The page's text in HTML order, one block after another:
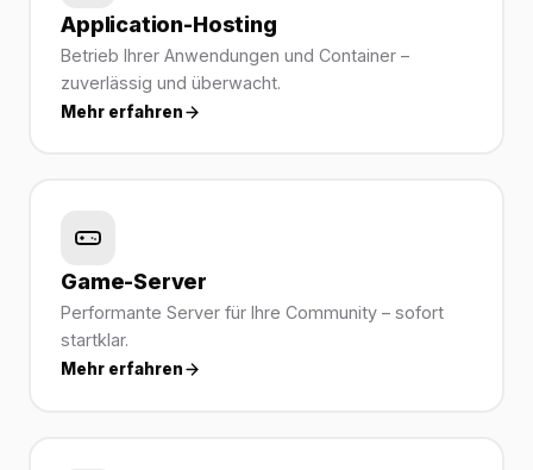
Application-Hosting
Betrieb Ihrer Anwendungen und Container –
zuverlässig und überwacht.
Mehr erfahren
Game-Server
Performante Server für Ihre Community – sofort
startklar.
Mehr erfahren